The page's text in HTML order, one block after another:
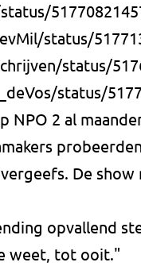
status/
status/
status/
NPO 2 al
De show
opvallend
weet, tot ooit."